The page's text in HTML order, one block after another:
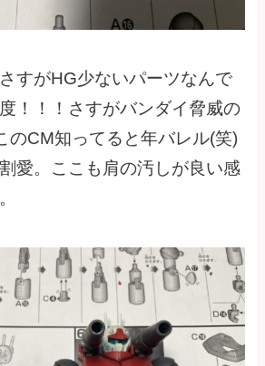
すがHG少ないパーツなんで
！！！さすがバンダイ脅威の
のCM知ってると年バレル(笑)
愛。ここも肩の汚しが良い感